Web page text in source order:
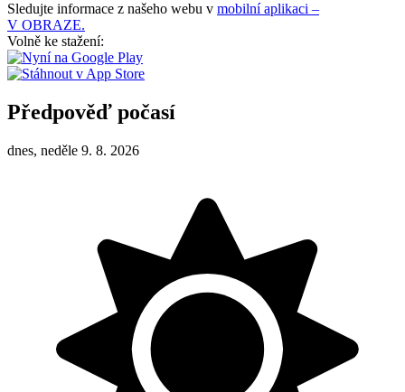
Sledujte informace z našeho webu v mobilní aplikaci –
V OBRAZE.
Volně ke stažení:
Předpověď počasí
dnes, neděle 9. 8. 2026